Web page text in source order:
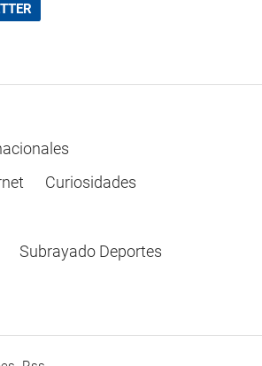
Curiosidades
Subrayado Deportes